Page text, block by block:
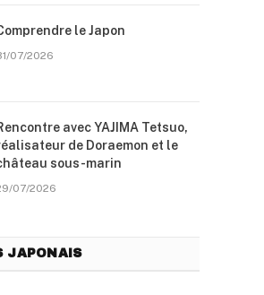
le Japon
07/2026
avec YAJIMA Tetsuo,
de Doraemon et le
sous-marin
07/2026
JAPONAIS